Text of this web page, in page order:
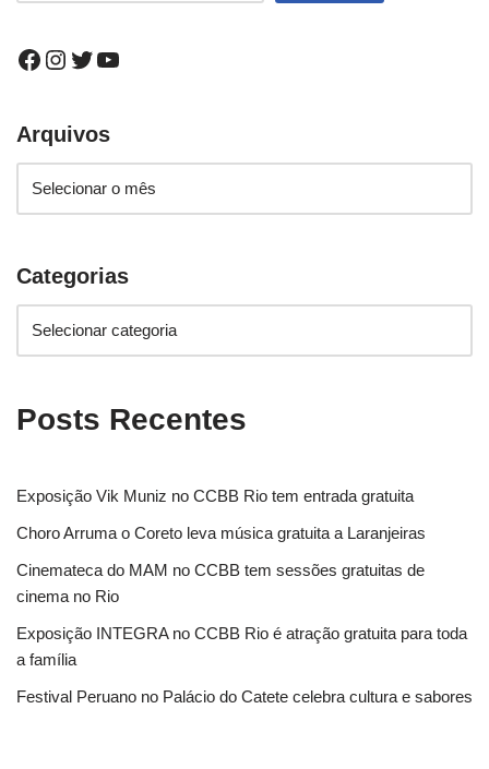
Arquivos
Categorias
Posts Recentes
Exposição Vik Muniz no CCBB Rio tem entrada gratuita
Choro Arruma o Coreto leva música gratuita a Laranjeiras
Cinemateca do MAM no CCBB tem sessões gratuitas de
cinema no Rio
Exposição INTEGRA no CCBB Rio é atração gratuita para toda
a família
Festival Peruano no Palácio do Catete celebra cultura e sabores